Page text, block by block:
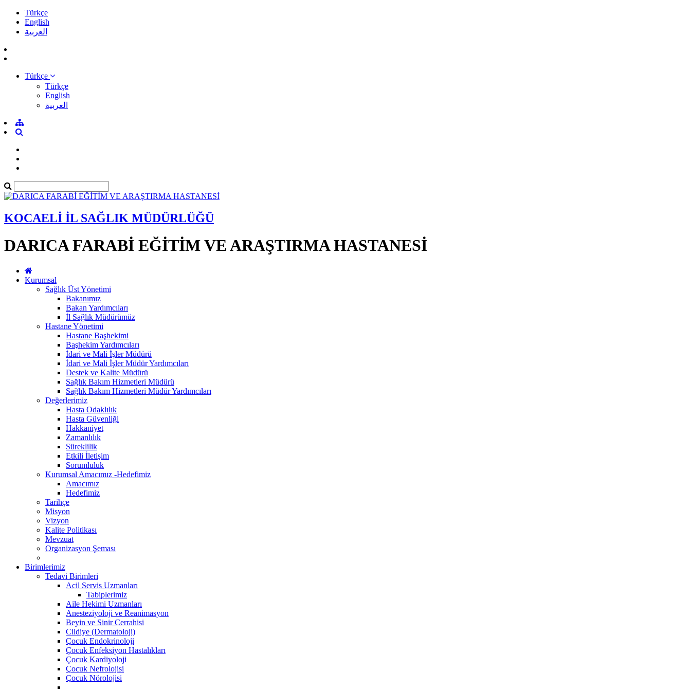
Türkçe
English
العربية
Türkçe
Türkçe
English
العربية
KOCAELİ İL SAĞLIK MÜDÜRLÜĞÜ
DARICA FARABİ EĞİTİM VE ARAŞTIRMA HASTANESİ
Kurumsal
Sağlık Üst Yönetimi
Bakanımız
Bakan Yardımcıları
İl Sağlık Müdürümüz
Hastane Yönetimi
Hastane Başhekimi
Başhekim Yardımcıları
İdari ve Mali İşler Müdürü
İdari ve Mali İşler Müdür Yardımcıları
Destek ve Kalite Müdürü
Sağlık Bakım Hizmetleri Müdürü
Sağlık Bakım Hizmetleri Müdür Yardımcıları
Değerlerimiz
Hasta Odaklılık
Hasta Güvenliği
Hakkaniyet
Zamanlılık
Süreklilik
Etkili İletişim
Sorumluluk
Kurumsal Amacımız -Hedefimiz
Amacımız
Hedefimiz
Tarihçe
Misyon
Vizyon
Kalite Politikası
Mevzuat
Organizasyon Şeması
Birimlerimiz
Tedavi Birimleri
Acil Servis Uzmanları
Tabiplerimiz
Aile Hekimi Uzmanları
Anesteziyoloji ve Reanimasyon
Beyin ve Sinir Cerrahisi
Cildiye (Dermatoloji)
Çocuk Endokrinoloji
Çocuk Enfeksiyon Hastalıkları
Çocuk Kardiyoloji
Çocuk Nefrolojisi
Çocuk Nörolojisi